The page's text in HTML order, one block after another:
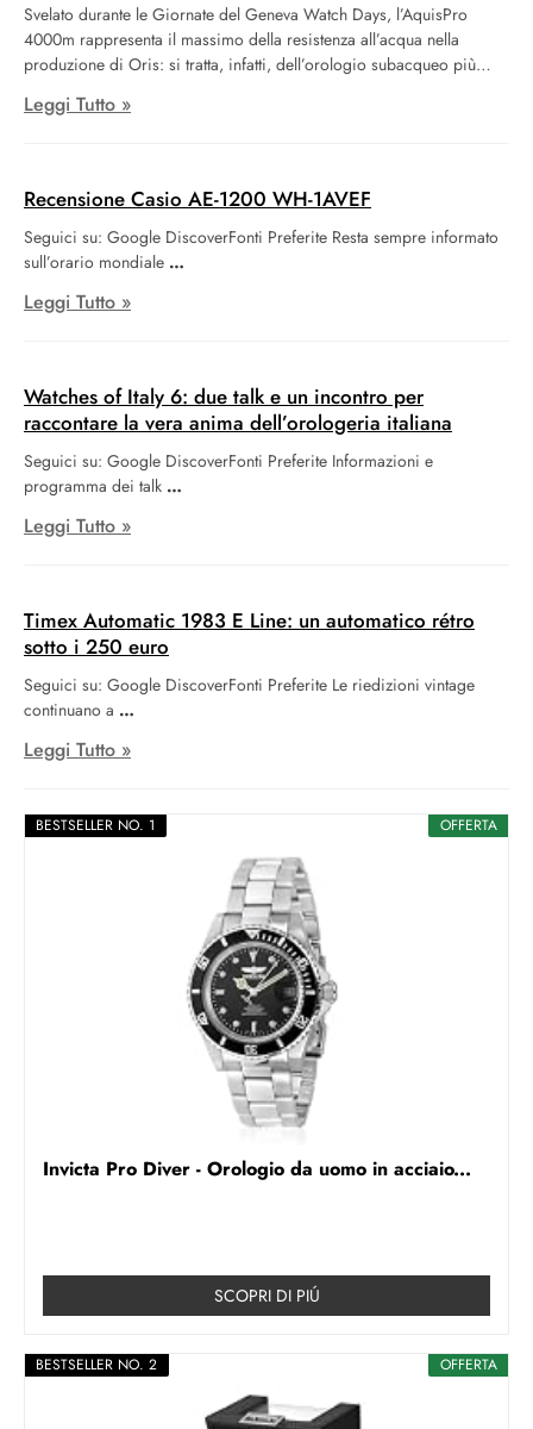
OFFERTA
BESTSELLER NO. 1
Invicta Pro Diver - Orologio da uomo in acciaio...
SCOPRI DI PIÚ
OFFERTA
BESTSELLER NO. 2
Svelato durante le Giornate del Geneva Watch Days, l’AquisPro
4000m rappresenta il massimo della resistenza all’acqua nella
produzione di Oris: si tratta, infatti, dell’orologio subacqueo più
imponente e dal colore blu intenso, rappresenta un trionfo
Leggi Tutto »
Recensione Casio AE-1200 WH-1AVEF
Seguici su: Google DiscoverFonti Preferite Resta sempre informato
sull’orario mondiale
Leggi Tutto »
Watches of Italy 6: due talk e un incontro per
raccontare la vera anima dell’orologeria italiana
Seguici su: Google DiscoverFonti Preferite Informazioni e
programma dei talk
Leggi Tutto »
Timex Automatic 1983 E Line: un automatico rétro
sotto i 250 euro
Seguici su: Google DiscoverFonti Preferite Le riedizioni vintage
continuano a
Leggi Tutto »